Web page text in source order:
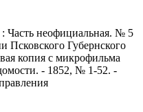
: Часть неофициальная. № 5
Псковского Губернского
копия с микрофильма
- 1852, № 1-52. -